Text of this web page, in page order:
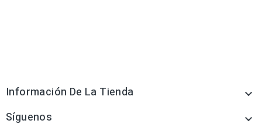
Información De La Tienda 
Síguenos 